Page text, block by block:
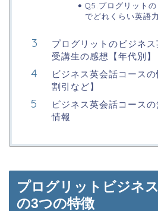
Q5.プログリット
でどれくらい英語
プログリットのビジネ
受講生の感想【年代別】
ビジネス英会話コース
割引など】
ビジネス英会話コース
情報
プログリットビジネ
の3つの特徴